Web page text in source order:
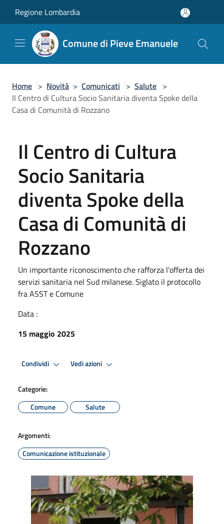
Regione Lombardia
Comune di Pieve Emanuele
Home > Novità > Comunicati > Salute >
Il Centro di Cultura Socio Sanitaria diventa Spoke della
Casa di Comunità di Rozzano
Il Centro di Cultura
Socio Sanitaria
diventa Spoke della
Casa di Comunità di
Rozzano
Un importante riconoscimento che rafforza l'offerta dei
servizi sanitaria nel Sud milanese. Siglato il protocollo
fra ASST e Comune
Data :
15 maggio 2025
Condividi Vedi azioni
Categorie:
Comune
Salute
Argomenti:
Comunicazione istituzionale